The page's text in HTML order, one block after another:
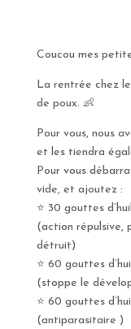
Coucou mes
La rentrée chez
de poux. 👶
Pour vous, nous
et les tiendra
Pour vous
vide, et ajoutez :
⭐️ 30 gouttes
(action répulsive,
détruit)
⭐️ 60 gouttes
(stoppe le
⭐️ 60 gouttes
(antiparasitaire )